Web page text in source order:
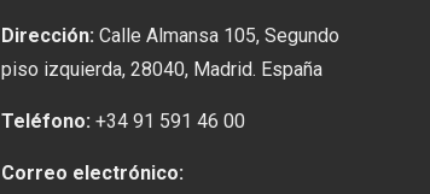
Dirección: Calle Almansa 105, Segundo
piso izquierda, 28040, Madrid. España
Teléfono: +34 91 591 46 00
Correo electrónico: